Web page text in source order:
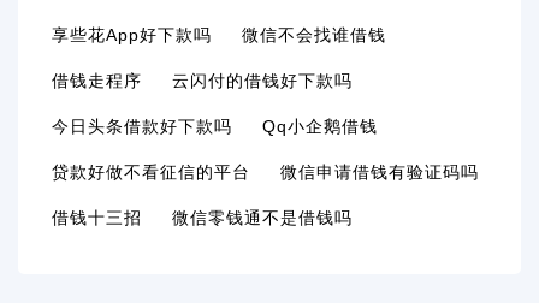
享些花app好下款吗 微信不会找谁借钱
借钱走程序 云闪付的借钱好下款吗
今日头条借款好下款吗 Qq小企鹅借钱
贷款好做不看征信的平台 微信申请借钱有验证码吗
借钱十三招 微信零钱通不是借钱吗